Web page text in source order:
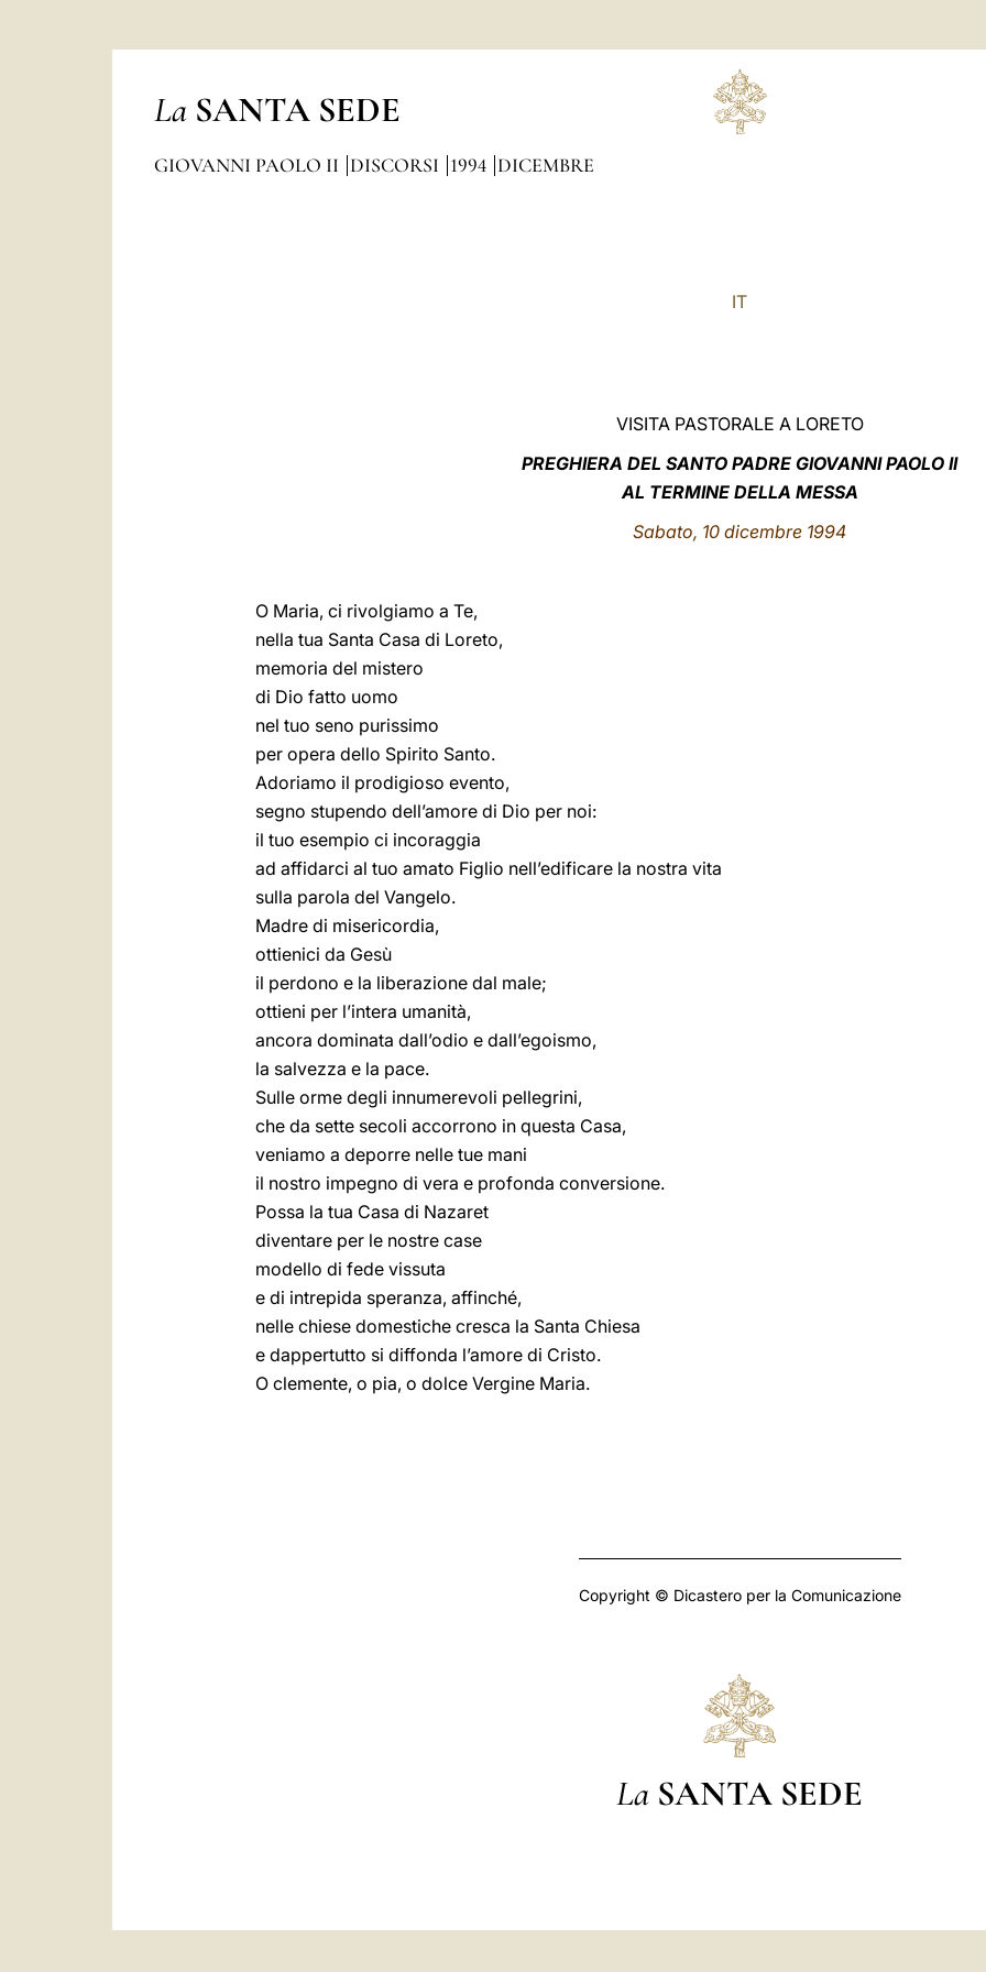
La SANTA SEDE
GIOVANNI PAOLO II DISCORSI 1994 DICEMBRE
IT
VISITA PASTORALE A LORETO
PREGHIERA DEL SANTO PADRE GIOVANNI PAOLO II
AL TERMINE DELLA MESSA
Sabato, 10 dicembre 1994
O Maria, ci rivolgiamo a Te,
nella tua Santa Casa di Loreto,
memoria del mistero
di Dio fatto uomo
nel tuo seno purissimo
per opera dello Spirito Santo.
Adoriamo il prodigioso evento,
segno stupendo dell’amore di Dio per noi:
il tuo esempio ci incoraggia
ad affidarci al tuo amato Figlio nell’edificare la nostra vita
sulla parola del Vangelo.
Madre di misericordia,
ottienici da Gesù
il perdono e la liberazione dal male;
ottieni per l’intera umanità,
ancora dominata dall’odio e dall’egoismo,
la salvezza e la pace.
Sulle orme degli innumerevoli pellegrini,
che da sette secoli accorrono in questa Casa,
veniamo a deporre nelle tue mani
il nostro impegno di vera e profonda conversione.
Possa la tua Casa di Nazaret
diventare per le nostre case
modello di fede vissuta
e di intrepida speranza, affinché,
nelle chiese domestiche cresca la Santa Chiesa
e dappertutto si diffonda l’amore di Cristo.
O clemente, o pia, o dolce Vergine Maria.
Copyright © Dicastero per la Comunicazione
La SANTA SEDE